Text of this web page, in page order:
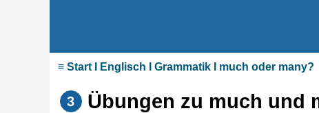
≡ Start I Englisch I Grammatik I much oder many?
3 Übungen zu much und